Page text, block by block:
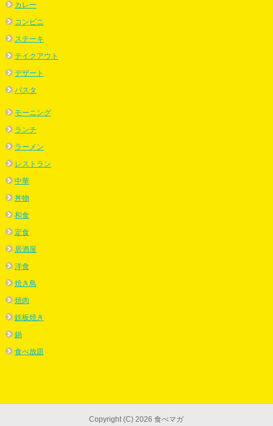
カレー
コンビニ
ステーキ
テイクアウト
デザート
パスタ
モーニング
ランチ
ラーメン
レストラン
中華
丼物
和食
定食
居酒屋
洋食
焼き鳥
焼肉
鉄板焼き
鍋
食べ放題
Copyright (C) 2026 食べマガ